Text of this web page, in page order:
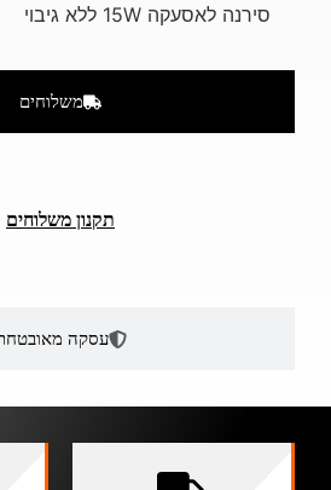
סירנה לאסעקה 15W ללא גיבוי
משלוחים
עסקה מאובטחת
תקנון משלוחים